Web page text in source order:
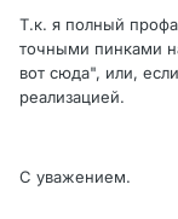
Т.к. я полный
точными пинками
вот сюда", или,
реализацией.
С уважением.